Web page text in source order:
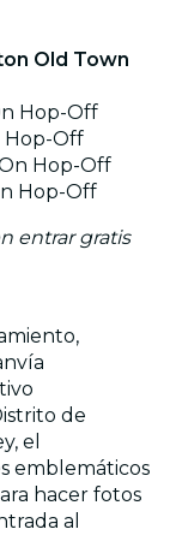
Old Town
Hop-Off
Hop-Off
Hop-Off
Hop-Off
entrar gratis
de
el
emblemáticos
hacer fotos
al